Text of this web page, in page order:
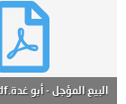
البيع المؤجل - أبو غدة.pdf